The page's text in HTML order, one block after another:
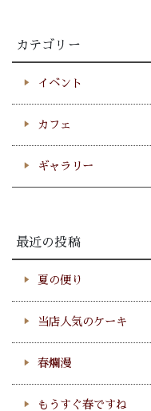
カテゴリー
イベント
カフェ
ギャラリー
最近の投稿
夏の便り
当店人気のケーキ
春爛漫
もうすぐ春ですね